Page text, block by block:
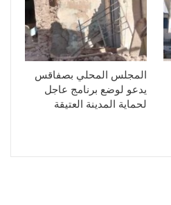
المجلس المحلي بصفاقس
يدعو لوضع برنامج عاجل
لحماية المدينة العتيقة